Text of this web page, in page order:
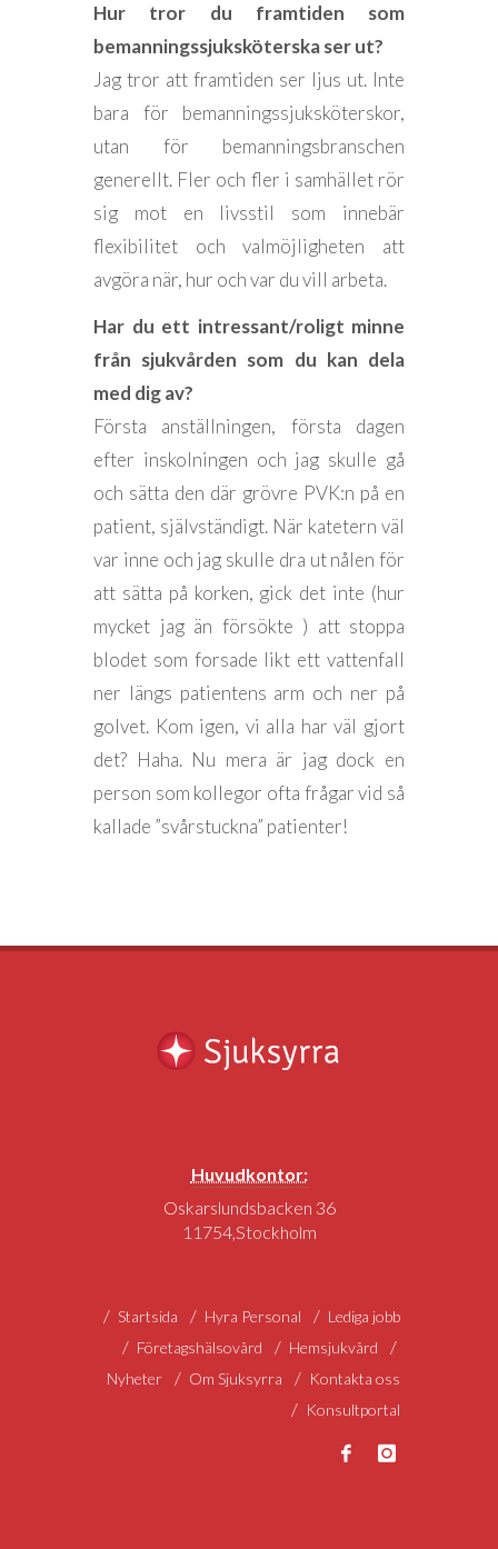
Hur tror du framtiden som
bemanningssjuksköterska ser ut?
Jag tror att framtiden ser ljus ut. Inte
bara för bemanningssjuksköterskor,
utan för bemanningsbranschen
generellt. Fler och fler i samhället rör
sig mot en livsstil som innebär
flexibilitet och valmöjligheten att
avgöra när, hur och var du vill arbeta.
Har du ett intressant/roligt minne
från sjukvården som du kan dela
med dig av?
Första anställningen, första dagen
efter inskolningen och jag skulle gå
och sätta den där grövre PVK:n på en
patient, självständigt. När katetern väl
var inne och jag skulle dra ut nålen för
att sätta på korken, gick det inte (hur
mycket jag än försökte ) att stoppa
blodet som forsade likt ett vattenfall
ner längs patientens arm och ner på
golvet. Kom igen, vi alla har väl gjort
det? Haha. Nu mera är jag dock en
person som kollegor ofta frågar vid så
kallade ”svårstuckna” patienter!
Huvudkontor:
Oskarslundsbacken 36
11754,Stockholm
Startsida Hyra Personal
Lediga jobb
Företagshälsovård
Hemsjukvård
Nyheter
Om Sjuksyrra
Kontakta oss
Konsultportal